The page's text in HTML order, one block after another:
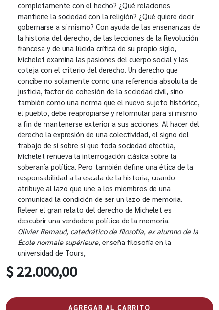
completamente con el hecho? ¿Qué relaciones
mantiene la sociedad con la religión? ¿Qué quiere decir
gobernarse a sí mismo? Con ayuda de las enseñanzas de
la historia del derecho, de las lecciones de la Revolución
francesa y de una lúcida crítica de su propio siglo,
Michelet examina las pasiones del cuerpo social y las
coteja con el criterio del derecho. Un derecho que
concibe no solamente como una referencia absoluta de
justicia, factor de cohesión de la sociedad civil, sino
también como una norma que el nuevo sujeto histórico,
el pueblo, debe reapropiarse y reformular para sí mismo
a fin de mantenerse exterior a sus acciones. Al hacer del
derecho la expresión de una colectividad, el signo del
trabajo de sí sobre sí que toda sociedad efectúa,
Michelet renueva la interrogación clásica sobre la
soberanía política. Pero también define una ética de la
responsabilidad a la escala de la historia, cuando
atribuye al lazo que une a los miembros de una
comunidad la condición de ser un lazo de memoria.
Releer el gran relato del derecho de Michelet es
descubrir una verdadera política de la memoria.
Olivier Remaud, catedrático de filosofía, ex alumno de la
École normale supérieure, enseña filosofía en la
universidad de Tours,
$ 22.000,00
AGREGAR AL CARRITO